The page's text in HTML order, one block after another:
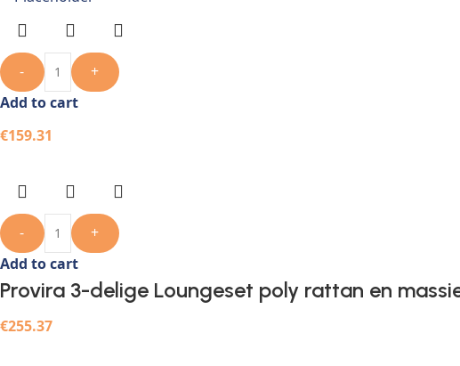
-
+
Add to cart
€159.31
-
+
Add to cart
Provira 3-delige Loungeset poly rattan en
€255.37